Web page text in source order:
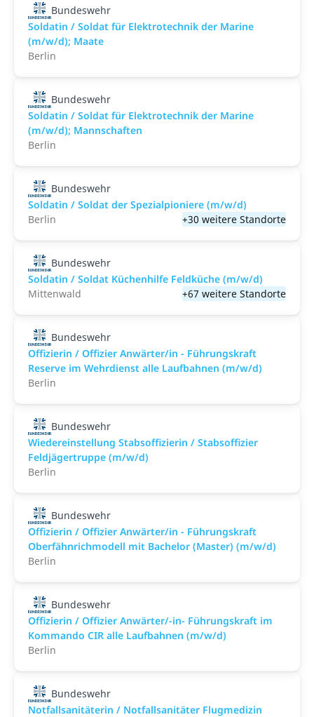
Bundeswehr
Soldatin / Soldat für Elektro­technik der Marine
(m/w/d); Maate
Berlin
Bundeswehr
Soldatin / Soldat für Elektro­technik der Marine
(m/w/d); Mannschaften
Berlin
Bundeswehr
Soldatin / Soldat der Spezialpioniere (m/w/d)
Berlin
+30 weitere Standorte
Bundeswehr
Soldatin / Soldat Küchenhilfe Feldküche (m/w/d)
Mittenwald
+67 weitere Standorte
Bundeswehr
Offizierin / Offizier Anwärter/in - Führungskraft
Reserve im Wehrdienst alle Laufbahnen (m/w/d)
Berlin
Bundeswehr
Wiedereinstellung Stabsoffizierin / Stabsoffizier
Feldjägertruppe (m/w/d)
Berlin
Bundeswehr
Offizierin / Offizier Anwärter/in - Führungskraft
Oberfähnrichmodell mit Bachelor (Master) (m/w/d)
Berlin
Bundeswehr
Offizierin / Offizier Anwärter/-in- Führungskraft im
Kommando CIR alle Laufbahnen (m/w/d)
Berlin
Bundeswehr
Notfallsanitäterin / Notfallsanitäter Flugmedizin